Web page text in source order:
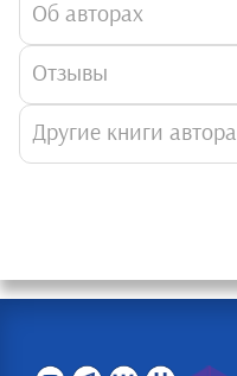
Об авторах
Отзывы
Другие книги автора